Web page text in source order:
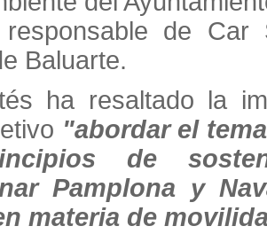
responsable de
Baluarte.
ha resaltado la
"abordar el
de
Pamplona y
materia de